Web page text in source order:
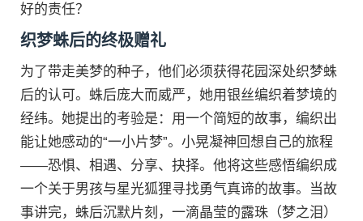
好的责任？
织梦蛛后的终极赠礼
为了带走美梦的种子，他们必须获得花园深处织梦蛛
后的认可。蛛后庞大而威严，她用银丝编织着梦境的
经纬。她提出的考验是：用一个简短的故事，编织出
能让她感动的“一小片梦”。小晃凝神回想自己的旅程
——恐惧、相遇、分享、抉择。他将这些感悟编织成
一个关于男孩与星光狐狸寻找勇气真谛的故事。当故
事讲完，蛛后沉默片刻，一滴晶莹的露珠（梦之泪）